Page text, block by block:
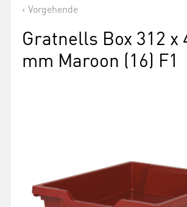
Vorgehende
Gratnells Box 312 x
mm Maroon (16) F1